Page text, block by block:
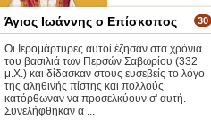
περισσότερα >
30
Άγιος Ιωάννης ο Επίσκοπος
Οι Ιερομάρτυρες αυτοί έζησαν στα χρόνια
του βασιλιά των Περσών Σαβωρίου (332
μ.Χ.) και δίδασκαν στους ευσεβείς το λόγο
της αληθινής πίστης και πολλούς
κατόρθωναν να προσελκύουν σ' αυτή.
Συνελήφθηκαν α ...